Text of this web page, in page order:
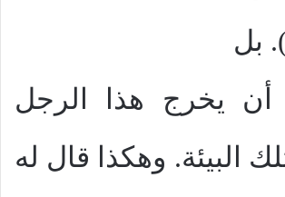
أن يخرج هذا الرجل
البيئة. وهكذا قال له